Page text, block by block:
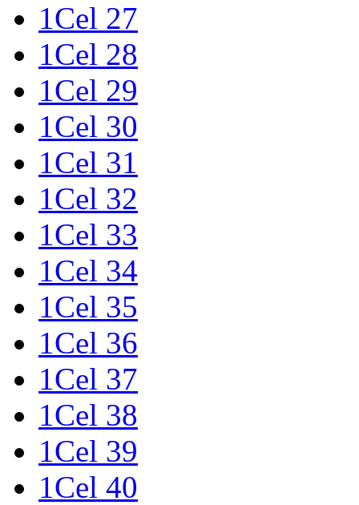
1Cel 27
1Cel 28
1Cel 29
1Cel 30
1Cel 31
1Cel 32
1Cel 33
1Cel 34
1Cel 35
1Cel 36
1Cel 37
1Cel 38
1Cel 39
1Cel 40